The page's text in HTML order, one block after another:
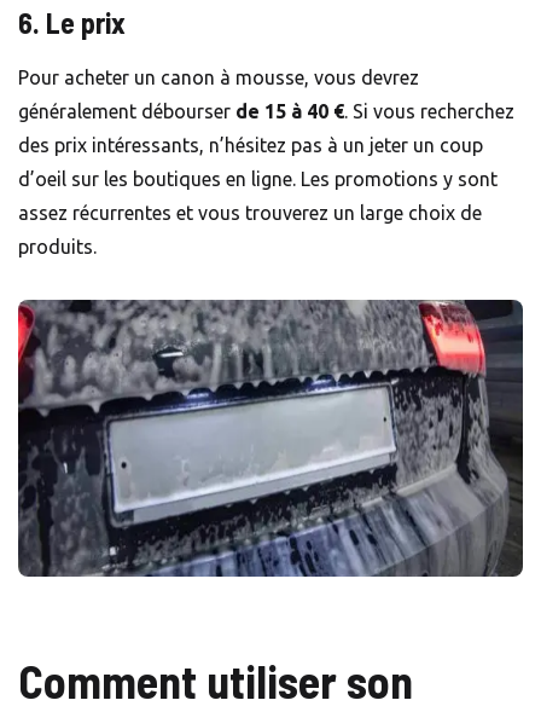
6. Le prix
Pour acheter un canon à mousse, vous devrez
généralement débourser de 15 à 40 €. Si vous recherchez
des prix intéressants, n’hésitez pas à un jeter un coup
d’oeil sur les boutiques en ligne. Les promotions y sont
assez récurrentes et vous trouverez un large choix de
produits.
Comment utiliser son